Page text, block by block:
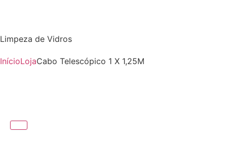
Limpeza de Vidros
InícioLojaCabo Telescópico 1 X 1,25M